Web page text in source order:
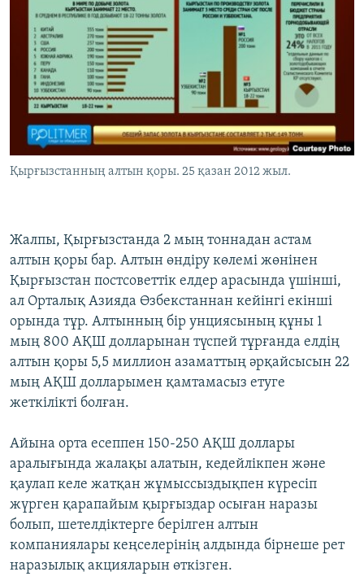
Қырғызстанның алтын қоры. 25 қазан 2012 жыл.
Жалпы, Қырғызстанда 2 мың тоннадан астам
алтын қоры бар. Алтын өндіру көлемі жөнінен
Қырғызстан постсоветтік елдер арасында үшінші,
ал Орталық Азияда Өзбекстаннан кейінгі екінші
орында тұр. Алтынның бір унциясының құны 1
мың 800 АҚШ долларынан түспей тұрғанда елдің
алтын қоры 5,5 миллион азаматтың әрқайсысын 22
мың АҚШ долларымен қамтамасыз етуге
жеткілікті болған.
Айына орта есеппен 150-250 АҚШ доллары
аралығында жалақы алатын, кедейлікпен және
қаулап келе жатқан жұмыссыздықпен күресіп
жүрген қарапайым қырғыздар осыған наразы
болып, шетелдіктерге берілген алтын
компаниялары кеңселерінің алдында бірнеше рет
наразылық акцияларын өткізген.